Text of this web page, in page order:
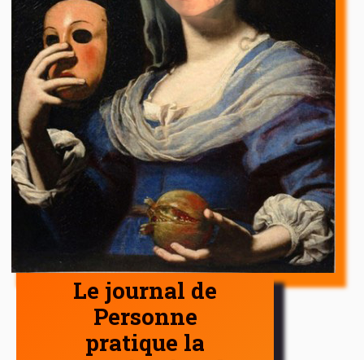
Le journal de
Personne
pratique la